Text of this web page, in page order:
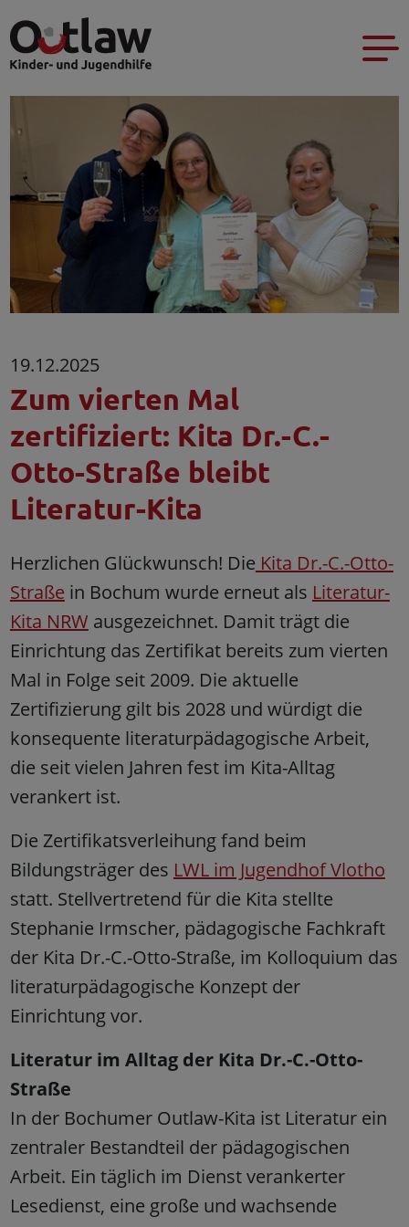
19.12.2025
Zum vierten Mal
zertifiziert: Kita Dr.-C.-
Otto-Straße bleibt
Literatur-Kita
Herzlichen Glückwunsch! Die Kita Dr.-C.-Otto-
Straße in Bochum wurde erneut als Literatur-
Kita NRW ausgezeichnet. Damit trägt die
Einrichtung das Zertifikat bereits zum vierten
Mal in Folge seit 2009. Die aktuelle
Zertifizierung gilt bis 2028 und würdigt die
konsequente literaturpädagogische Arbeit,
die seit vielen Jahren fest im Kita-Alltag
verankert ist.
Die Zertifikatsverleihung fand beim
Bildungsträger des LWL im Jugendhof Vlotho
statt. Stellvertretend für die Kita stellte
Stephanie Irmscher, pädagogische Fachkraft
der Kita Dr.-C.-Otto-Straße, im Kolloquium das
literaturpädagogische Konzept der
Einrichtung vor.
Literatur im Alltag der Kita Dr.-C.-Otto-
Straße
In der Bochumer Outlaw-Kita ist Literatur ein
zentraler Bestandteil der pädagogischen
Arbeit. Ein täglich im Dienst verankerter
Lesedienst, eine große und wachsende